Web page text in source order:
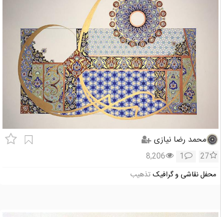
محمد رضا نیازی
27
1
8,206
محفل نقاشی و گرافیک تذهیب